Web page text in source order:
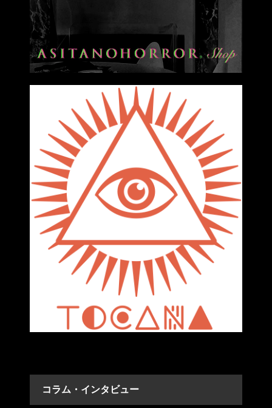
コラム・インタビュー